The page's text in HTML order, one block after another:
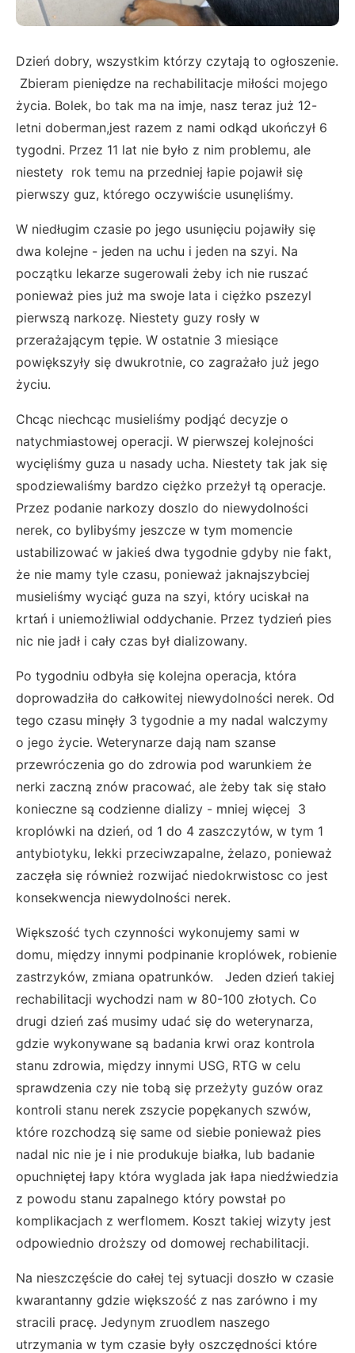
Dzień dobry, wszystkim którzy czytają to ogłoszenie.
Zbieram pieniędze na rechabilitacje miłości mojego
życia. Bolek, bo tak ma na imje, nasz teraz już 12-
letni doberman,jest razem z nami odkąd ukończył 6
tygodni. Przez 11 lat nie było z nim problemu, ale
niestety rok temu na przedniej łapie pojawił się
pierwszy guz, którego oczywiście usunęliśmy.
W niedługim czasie po jego usunięciu pojawiły się
dwa kolejne - jeden na uchu i jeden na szyi. Na
początku lekarze sugerowali żeby ich nie ruszać
ponieważ pies już ma swoje lata i ciężko pszezyl
pierwszą narkozę. Niestety guzy rosły w
przerażającym tępie. W ostatnie 3 miesiące
powiększyły się dwukrotnie, co zagrażało już jego
życiu.
Chcąc niechcąc musieliśmy podjąć decyzje o
natychmiastowej operacji. W pierwszej kolejności
wycięliśmy guza u nasady ucha. Niestety tak jak się
spodziewaliśmy bardzo ciężko przeżył tą operacje.
Przez podanie narkozy doszlo do niewydolności
nerek, co bylibyśmy jeszcze w tym momencie
ustabilizować w jakieś dwa tygodnie gdyby nie fakt,
że nie mamy tyle czasu, ponieważ jaknajszybciej
musieliśmy wyciąć guza na szyi, który uciskał na
krtań i uniemożliwial oddychanie. Przez tydzień pies
nic nie jadł i cały czas był dializowany.
Po tygodniu odbyła się kolejna operacja, która
doprowadziła do całkowitej niewydolności nerek. Od
tego czasu minęły 3 tygodnie a my nadal walczymy
o jego życie. Weterynarze dają nam szanse
przewróczenia go do zdrowia pod warunkiem że
nerki zaczną znów pracować, ale żeby tak się stało
konieczne są codzienne dializy - mniej więcej 3
kroplówki na dzień, od 1 do 4 zaszczytów, w tym 1
antybiotyku, lekki przeciwzapalne, żelazo, ponieważ
zaczęła się również rozwijać niedokrwistosc co jest
konsekwencja niewydolności nerek.
Większość tych czynności wykonujemy sami w
domu, między innymi podpinanie kroplówek, robienie
zastrzyków, zmiana opatrunków. Jeden dzień takiej
rechabilitacji wychodzi nam w 80-100 złotych. Co
drugi dzień zaś musimy udać się do weterynarza,
gdzie wykonywane są badania krwi oraz kontrola
stanu zdrowia, między innymi USG, RTG w celu
sprawdzenia czy nie tobą się przeżyty guzów oraz
kontroli stanu nerek zszycie popękanych szwów,
które rozchodzą się same od siebie ponieważ pies
nadal nic nie je i nie produkuje białka, lub badanie
opuchniętej łapy która wyglada jak łapa niedźwiedzia
z powodu stanu zapalnego który powstał po
komplikacjach z werflomem. Koszt takiej wizyty jest
odpowiednio droższy od domowej rechabilitacji.
Na nieszczęście do całej tej sytuacji doszło w czasie
kwarantanny gdzie większość z nas zarówno i my
stracili pracę. Jedynym zruodlem naszego
utrzymania w tym czasie były oszczędności które